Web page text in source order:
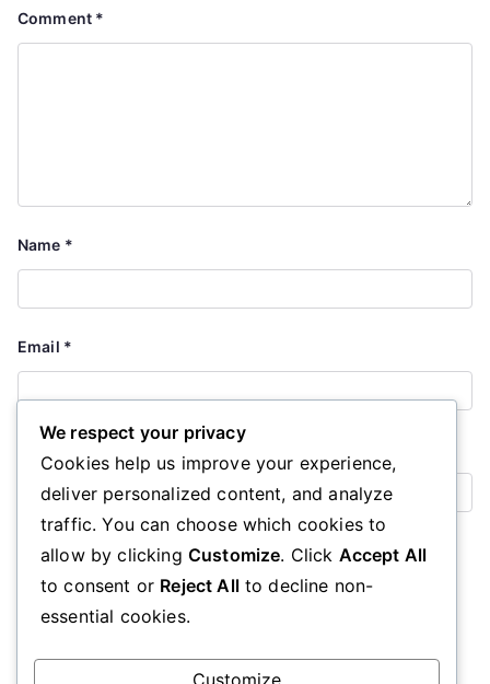
Comment *
Name *
Email *
Save my name, email, and website in this browser for the
next time I comment.
We respect your privacy
Cookies help us improve your experience,
deliver personalized content, and analyze
traffic. You can choose which cookies to
allow by clicking Customize. Click Accept All
to consent or Reject Allto decline non-
essential cookies.
Customize